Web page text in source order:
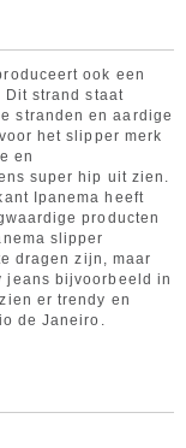
ook een
Dit strand staat
stranden en aardige
het slipper merk
en
super hip uit zien.
Ipanema heeft
producten
slipper
dragen zijn, maar
jeans bijvoorbeeld in
er trendy en
de Janeiro.